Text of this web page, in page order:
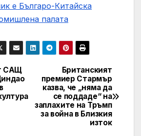
е Българо-Китайска
палaта
Британският
премиер Стармър
казва, че „няма да
се поддаде“ на
заплахите на Тръмп
за война в Близкия
изток
САЩ